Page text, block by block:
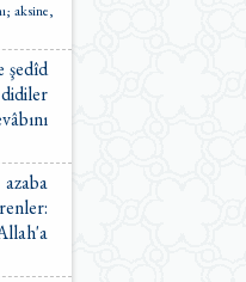
aksine,
şedîd